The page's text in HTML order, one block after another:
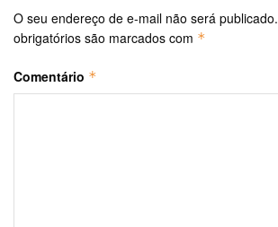
O seu endereço de e-mail não será publicado.
obrigatórios são marcados com *
Comentário *